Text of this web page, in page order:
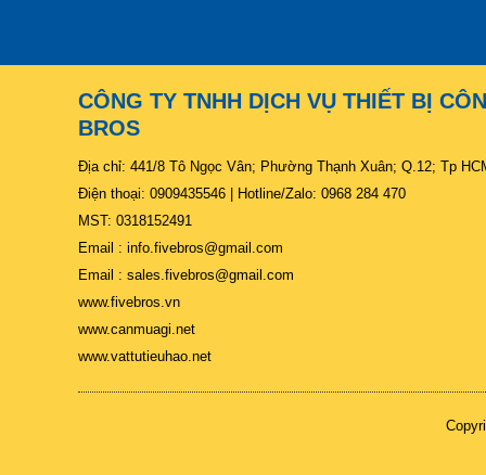
CÔNG TY TNHH DỊCH VỤ THIẾT BỊ
BROS
Địa chỉ: 441/8 Tô Ngọc Vân; Phường Thạnh Xuân; Q.12; Tp
Điện thoại: 0909435546 | Hotline/Zalo: 0968 284 470
MST: 0318152491
Email : info.fivebros@gmail.com
Email : sales.fivebros@gmail.com
www.fivebros.vn
www.canmuagi.net
www.vattutieuhao.net